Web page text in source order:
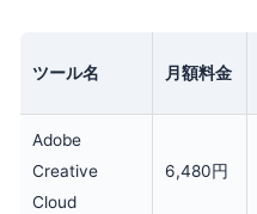
ツール名 月額料金
Adobe
Creative
Cloud
6,480円